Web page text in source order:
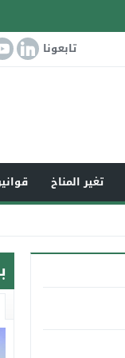
تابعونا
تغير المناخ